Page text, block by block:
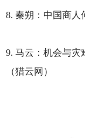
8. 秦朔：中国商人
9. 马云：机会与灾
（猎云网）